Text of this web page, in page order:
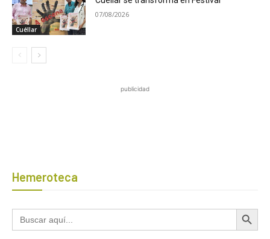
Cuéllar
07/08/2026
publicidad
Hemeroteca
Buscar: Botón de